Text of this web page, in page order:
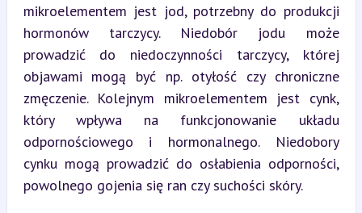
mikroelementem jest jod, potrzebny do produkcji
hormonów tarczycy. Niedobór jodu może
prowadzić do niedoczynności tarczycy, której
objawami mogą być np. otyłość czy chroniczne
zmęczenie. Kolejnym mikroelementem jest cynk,
który wpływa na funkcjonowanie układu
odpornościowego i hormonalnego. Niedobory
cynku mogą prowadzić do osłabienia odporności,
powolnego gojenia się ran czy suchości skóry.